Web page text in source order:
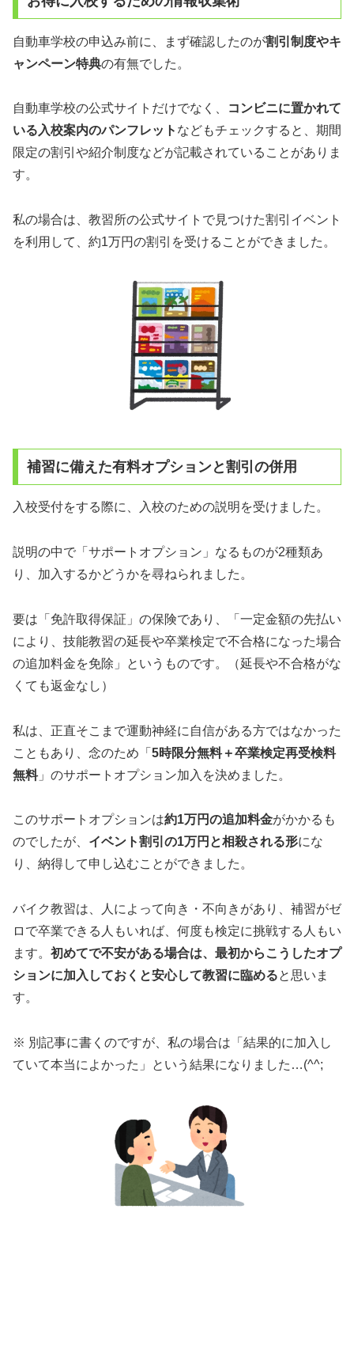
自動車学校の申込み前に、まず確認したのが割引制度やキ
ャンペーン特典の有無でした。
自動車学校の公式サイトだけでなく、
コンビニに置かれて
いる入校案内のパンフレット などもチェックすると、期間
限定の割引や紹介制度などが記載されていることがありま
す。
私の場合は、教習所の公式サイトで見つけた割引イベント
を利用して、約1万円の割引を受けることができました。
補習に備えた有料オプションと割引の併用
入校受付をする際に、入校のための説明を受けました。
説明の中で「サポートオプション」なるものが2種類あ
り、加入するかどうかを尋ねられました。
要は「免許取得保証」の保険であり、「一定金額の先払い
により、技能教習の延長や卒業検定で不合格になった場合
の追加料金を免除」というものです。（延長や不合格がな
くても返金なし）
私は、正直そこまで運動神経に自信がある方ではなかった
こともあり、念のため「 5時限分無料＋卒業検定再受検料
無料」のサポートオプション加入を決めました。
このサポートオプションは約1万円の追加料金がかかるも
のでしたが、 イベント割引の1万円と相殺される形にな
り、納得して申し込むことができました。
バイク教習は、人によって向き・不向きがあり、補習がゼ
ロで卒業できる人もいれば、何度も検定に挑戦する人もい
ます。 初めてで不安がある場合は、最初からこうしたオプ
ションに加入しておくと安心して教習に臨めると思いま
す。
※ 別記事に書くのですが、私の場合は「結果的に加入し
ていて本当によかった」という結果になりました…(^^;